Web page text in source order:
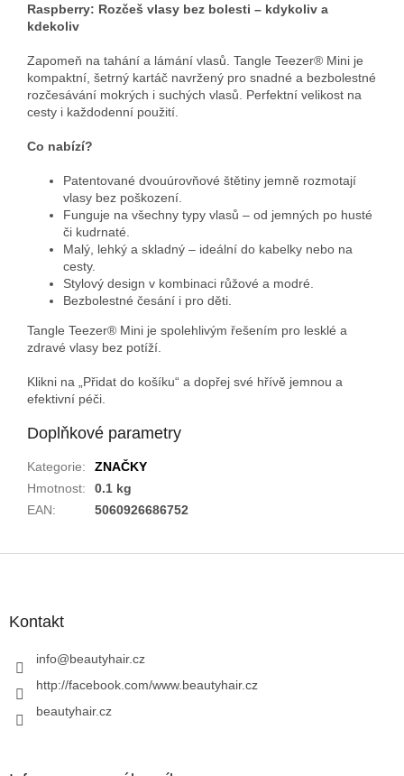
Raspberry: Rozčeš vlasy bez bolesti – kdykoliv a
kdekoliv
Zapomeň na tahání a lámání vlasů. Tangle Teezer® Mini je
kompaktní, šetrný kartáč navržený pro snadné a bezbolestné
rozčesávání mokrých i suchých vlasů. Perfektní velikost na
cesty i každodenní použití.
Co nabízí?
Patentované dvouúrovňové štětiny jemně rozmotají
vlasy bez poškození.
Funguje na všechny typy vlasů – od jemných po husté
či kudrnaté.
Malý, lehký a skladný – ideální do kabelky nebo na
cesty.
Stylový design v kombinaci růžové a modré.
Bezbolestné česání i pro děti.
Tangle Teezer® Mini je spolehlivým řešením pro lesklé a
zdravé vlasy bez potíží.
Klikni na „Přidat do košíku“ a dopřej své hřívě jemnou a
efektivní péči.
Doplňkové parametry
Kategorie:
ZNAČKY
Hmotnost:
0.1 kg
EAN: 5060926686752
Kontakt
info@beautyhair.cz
http://facebook.com/www.beautyhair.cz
beautyhair.cz